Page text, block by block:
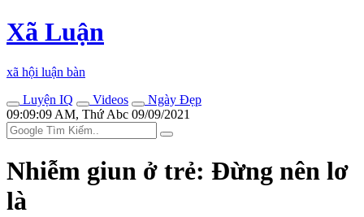
Xã Luận
xã hội luận bàn
Luyện IQ
Videos
Ngày Đẹp
09:09:09 AM, Thứ Abc 09/09/2021
Nhiễm giun ở trẻ: Đừng nên lơ
là